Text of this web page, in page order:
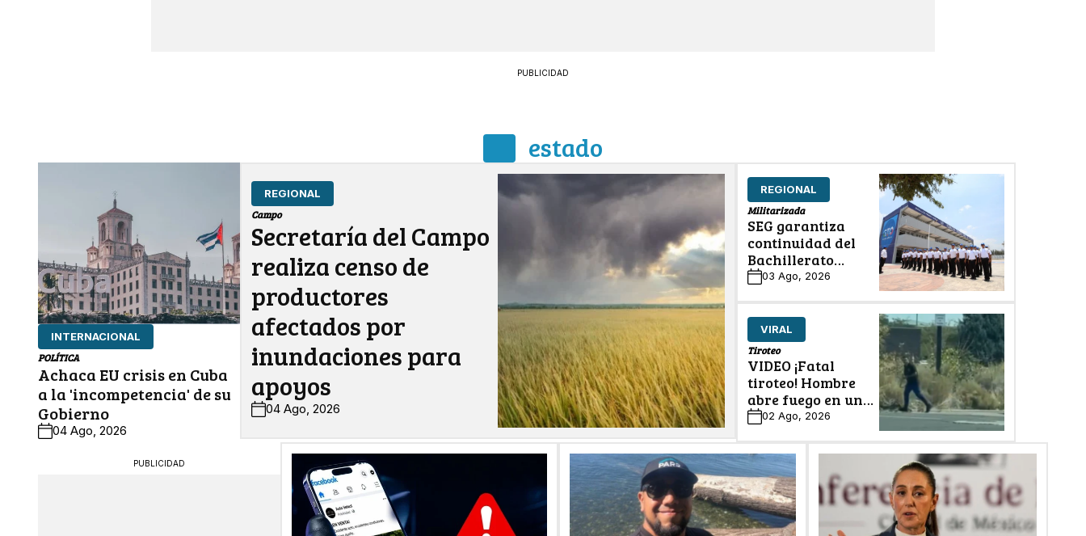
PUBLICIDAD
estado
INTERNACIONAL
POLÍTICA
Achaca EU crisis en Cuba
a la 'incompetencia' de su
Gobierno
04 Ago, 2026
REGIONAL
Campo
Secretaría del Campo
realiza censo de
productores
afectados por
inundaciones para
apoyos
04 Ago, 2026
REGIONAL
Militarizada
SEG garantiza
continuidad del
Bachillerato
Bivalente
03 Ago, 2026
VIRAL
Tiroteo
VIDEO ¡Fatal
tiroteo! Hombre
abre fuego en un
restaurante; hay 3
heridos
02 Ago, 2026
PUBLICIDAD